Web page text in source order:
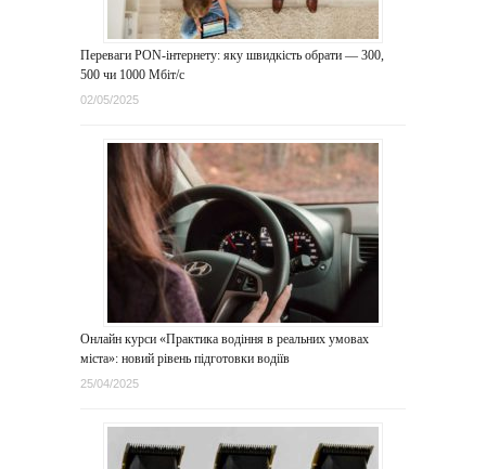
Переваги PON-інтернету: яку швидкість обрати — 300,
500 чи 1000 Мбіт/с
02/05/2025
Онлайн курси «Практика водіння в реальних умовах
міста»: новий рівень підготовки водіїв
25/04/2025